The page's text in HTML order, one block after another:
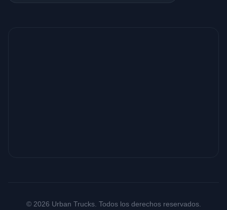
© 2026 Urban Trucks. Todos los derechos reservados.